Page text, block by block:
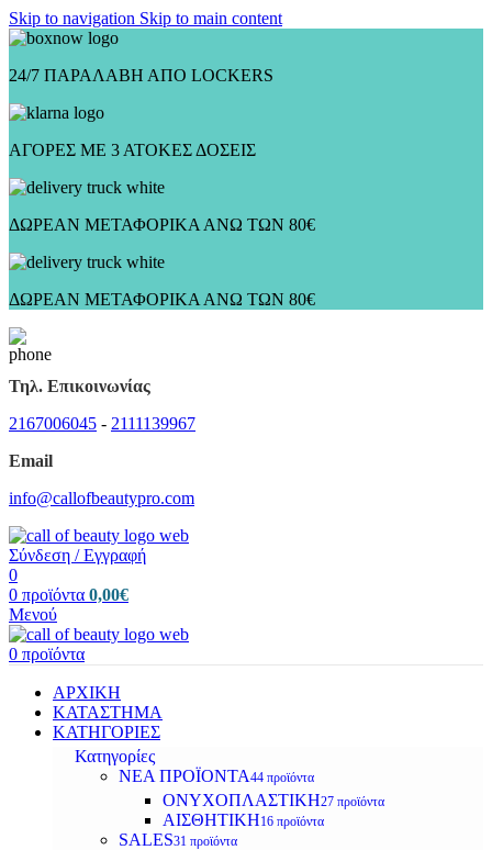
Skip to navigation Skip to main content
24/7 ΠΑΡΑΛΑΒΗ ΑΠΟ LOCKERS
ΑΓΟΡΕΣ ΜΕ 3 ΑΤΟΚΕΣ ΔΟΣΕΙΣ
ΔΩΡΕΑΝ ΜΕΤΑΦΟΡΙΚΑ ΑΝΩ ΤΩΝ 80€
ΔΩΡΕΑΝ ΜΕΤΑΦΟΡΙΚΑ ΑΝΩ ΤΩΝ 80€
Τηλ. Επικοινωνίας
2167006045 - 2111139967
Email
info@callofbeautypro.com
Σύνδεση / Εγγραφή
0
0 προϊόντα 0,00€
Μενού
0 προϊόντα
ΑΡΧΙΚΗ
ΚΑΤΑΣΤΗΜΑ
ΚΑΤΗΓΟΡΙΕΣ
Κατηγορίες
ΝΕΑ ΠΡΟΪΟΝΤΑ44 προϊόντα
ΟΝΥΧΟΠΛΑΣΤΙΚΗ27 προϊόντα
ΑΙΣΘΗΤΙΚΗ16 προϊόντα
SALES31 προϊόντα